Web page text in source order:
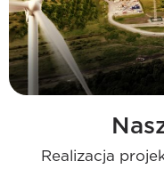
Realizacja